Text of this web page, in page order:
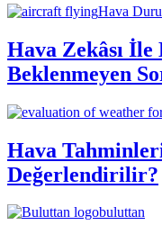
Hava
Hava Zekâsı İle
Beklenmeyen
Hava
Değerlendirilir?
buluttan